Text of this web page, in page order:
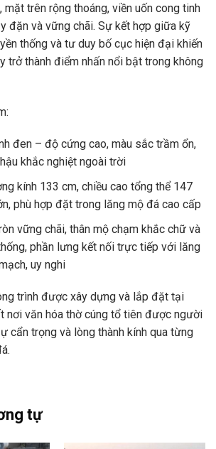
trên rộng thoáng, viền uốn cong tinh
đặn và vững chãi. Sự kết hợp giữa kỹ
thống và tư duy bố cục hiện đại khiến
trở thành điểm nhấn nổi bật trong không
đen – độ cứng cao, màu sắc trầm ổn,
khắc nghiệt ngoài trời
kính 133 cm, chiều cao tổng thể 147
phù hợp đặt trong lăng mộ đá cao cấp
vững chãi, thân mộ chạm khắc chữ và
phần lưng kết nối trực tiếp với lăng
uy nghi
trình được xây dựng và lắp đặt tại
nơi văn hóa thờ cúng tổ tiên được người
cẩn trọng và lòng thành kính qua từng
tự